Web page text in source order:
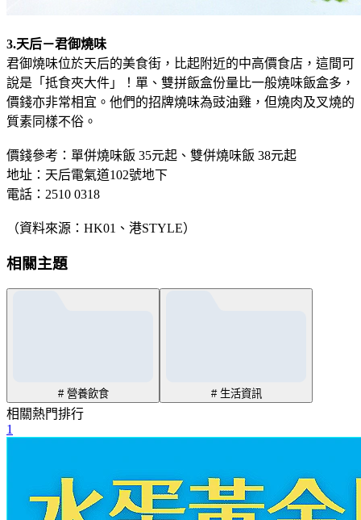
3.天后－君御燒味
君御燒味位於天后的美食街，比起附近的中高價食店，這間可
說是「抵食夾大件」！單、雙拼飯盒份量比一般燒味飯盒多，
價錢亦非常相宜。他們的招牌燒味為豉油雞，但燒肉及叉燒的
質素同樣不俗。
價錢參考：單併燒味飯 35元起、雙併燒味飯 38元起
地址：天后電氣道102號地下
電話：2510 0318
（資料來源：HK01、港STYLE）
相關主題
# 營養飲食 # 生活資訊
相關熱門排行
1